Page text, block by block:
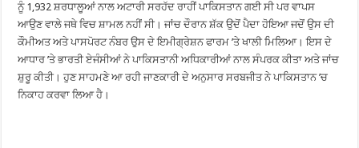
ਨੂੰ 1,932 ਸ਼ਰਧਾਲੂਆਂ ਨਾਲ ਅਟਾਰੀ ਸਰਹੱਦ ਰਾਹੀਂ ਪਾਕਿਸਤਾਨ ਗਈ ਸੀ ਪਰ ਵਾਪਸ
ਆਉਣ ਵਾਲੇ ਜਥੇ ਵਿਚ ਸ਼ਾਮਲ ਨਹੀਂ ਸੀ। ਜਾਂਚ ਦੌਰਾਨ ਸ਼ੱਕ ਉਦੋਂ ਪੈਦਾ ਹੋਇਆ ਜਦੋਂ ਉਸ ਦੀ
ਕੌਮੀਅਤ ਅਤੇ ਪਾਸਪੋਰਟ ਨੰਬਰ ਉਸ ਦੇ ਇਮੀਗ੍ਰੇਸ਼ਨ ਫਾਰਮ ’ਤੇ ਖਾਲੀ ਮਿਲਿਆ। ਇਸ ਦੇ
ਆਧਾਰ ’ਤੇ ਭਾਰਤੀ ਏਜੰਸੀਆਂ ਨੇ ਪਾਕਿਸਤਾਨੀ ਅਧਿਕਾਰੀਆਂ ਨਾਲ ਸੰਪਰਕ ਕੀਤਾ ਅਤੇ ਜਾਂਚ
ਸ਼ੁਰੂ ਕੀਤੀ। ਹੁਣ ਸਾਹਮਣੇ ਆ ਰਹੀ ਜਾਣਕਾਰੀ ਦੇ ਅਨੁਸਾਰ ਸਰਬਜੀਤ ਨੇ ਪਾਕਿਸਤਾਨ ’ਚ
ਨਿਕਾਹ ਕਰਵਾ ਲਿਆ ਹੈ।